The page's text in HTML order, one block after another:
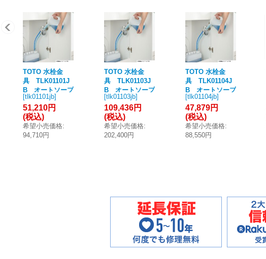
TOTO 水栓金
具 TLK01101J
B オートソープ
ディスペンサー
機能部 AC100V
1連 (旧品番TLK0
1101JA)
[tlk01101jb]
51,210円
(税込)
希望小売価格:
94,710円
TOTO 水栓金
具 TLK01103J
B オートソープ
ディスペンサー
機能部 AC100V
3連 (旧品番TLK0
1103JA)
[tlk01103jb]
109,436円
(税込)
希望小売価格:
202,400円
TOTO 水栓金
具 TLK01104J
B オートソープ
ディスペンサー
機能部 AC100V
1連 (旧品番TLK0
1104JA)
[tlk01104jb]
47,879円
(税込)
希望小売価格:
88,550円